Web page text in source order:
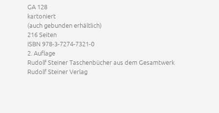
GA 128
kartoniert
(auch gebunden erhältlich)
216Seiten
ISBN 978-3-7274-7321-0
2. Auflage
Rudolf Steiner Taschenbücher aus dem Gesamtwerk
Rudolf Steiner Verlag